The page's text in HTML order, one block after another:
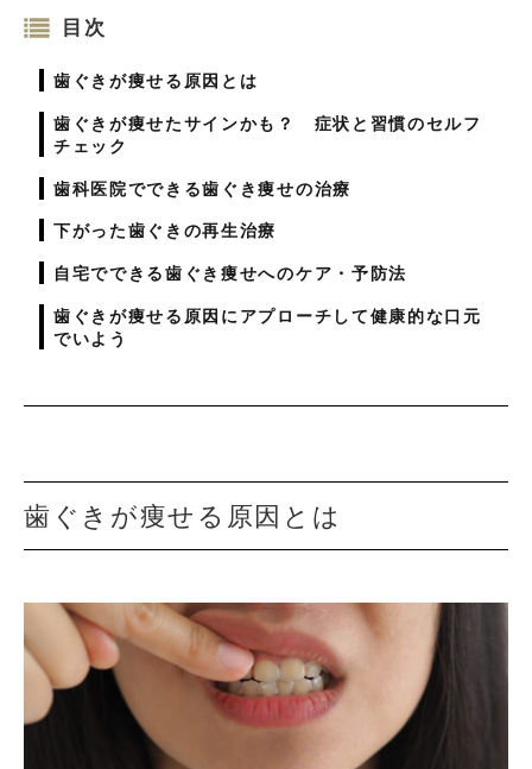
目次
歯ぐきが痩せる原因とは
歯ぐきが痩せたサインかも？ 症状と習慣のセルフ
チェック
歯科医院でできる歯ぐき痩せの治療
下がった歯ぐきの再生治療
自宅でできる歯ぐき痩せへのケア・予防法
歯ぐきが痩せる原因にアプローチして健康的な口元
でいよう
歯ぐきが痩せる原因とは